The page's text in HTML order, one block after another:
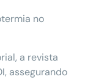
no
a revista
assegurando